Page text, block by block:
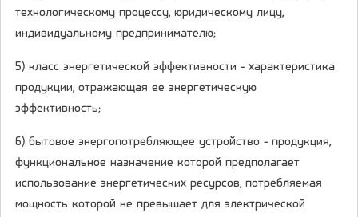
технологическому процессу, юридическому лицу,
индивидуальному предпринимателю;
5) класс энергетической эффективности - характеристика
продукции, отражающая ее энергетическую
эффективность;
6) бытовое энергопотребляющее устройство - продукция,
функциональное назначение которой предполагает
использование энергетических ресурсов, потребляемая
мощность которой не превышает для электрической